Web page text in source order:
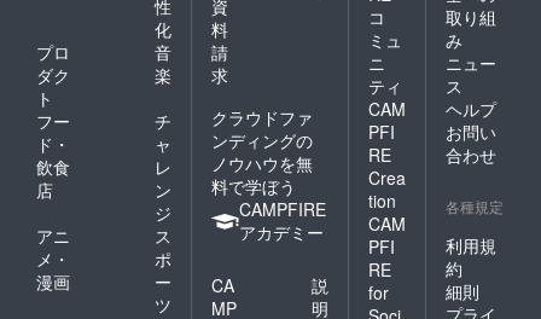
性
化
プロ
ダク
ト
音
楽
フー
ド・
飲食
店
チ
ャ
レ
ン
ジ
アニ
メ・
漫画
ス
ポ
ー
ツ
資
料
請
求
クラウドファ
ンディングの
ノウハウを無
料で学ぼう
CAMPFIRE
アカデミー
CA
MP
説
明
コ
ミュ
ニ
ティ
CAM
PFI
RE
Crea
tion
CAM
PFI
RE
for
取り組
み
ニュー
ス
ヘルプ
お問い
合わせ
各種規定
利用規
約
細則
プライ